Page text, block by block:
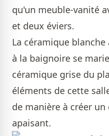
qu'un meuble-vanité
et deux éviers.
La céramique
à la baignoire se
céramique grise du
éléments de cette
de manière à créer
apaisant.